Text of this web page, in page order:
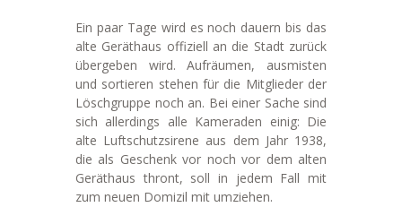
Ein paar Tage wird es noch dauern bis das
alte Geräthaus offiziell an die Stadt zurück
übergeben wird. Aufräumen, ausmisten
und sortieren stehen für die Mitglieder der
Löschgruppe noch an. Bei einer Sache sind
sich allerdings alle Kameraden einig: Die
alte Luftschutzsirene aus dem Jahr 1938,
die als Geschenk vor noch vor dem alten
Geräthaus thront, soll in jedem Fall mit
zum neuen Domizil mit umziehen.